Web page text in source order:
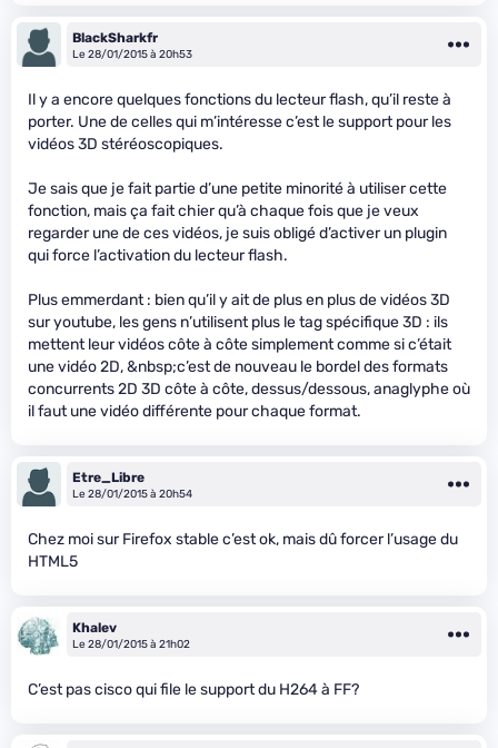
BlackSharkfr
Le 28/01/2015 à 20h53
Il y a encore quelques fonctions du lecteur flash, qu’il reste à
porter. Une de celles qui m’intéresse c’est le support pour les
vidéos 3D stéréoscopiques.
Je sais que je fait partie d’une petite minorité à utiliser cette
fonction, mais ça fait chier qu’à chaque fois que je veux
regarder une de ces vidéos, je suis obligé d’activer un plugin
qui force l’activation du lecteur flash.
Plus emmerdant : bien qu’il y ait de plus en plus de vidéos 3D
sur youtube, les gens n’utilisent plus le tag spécifique 3D : ils
mettent leur vidéos côte à côte simplement comme si c’était
une vidéo 2D, &nbsp;c’est de nouveau le bordel des formats
concurrents 2D 3D côte à côte, dessus/dessous, anaglyphe où
il faut une vidéo différente pour chaque format.
Etre_Libre
Le 28/01/2015 à 20h54
Chez moi sur Firefox stable c’est ok, mais dû forcer l’usage du
HTML5
Khalev
Le 28/01/2015 à 21h02
C’est pas cisco qui file le support du H264 à FF?